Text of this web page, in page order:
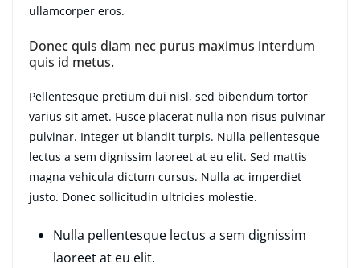
ullamcorper eros.
Donec quis diam nec purus maximus interdum
quis id metus.
Pellentesque pretium dui nisl, sed bibendum tortor
varius sit amet. Fusce placerat nulla non risus pulvinar
pulvinar. Integer ut blandit turpis. Nulla pellentesque
lectus a sem dignissim laoreet at eu elit. Sed mattis
magna vehicula dictum cursus. Nulla ac imperdiet
justo. Donec sollicitudin ultricies molestie.
Nulla pellentesque lectus a sem dignissim
laoreet at eu elit.